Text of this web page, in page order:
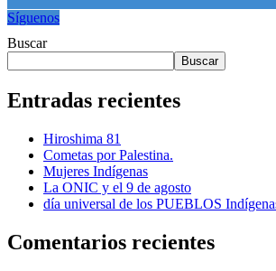
Síguenos
Buscar
Buscar
Entradas recientes
Hiroshima 81
Cometas por Palestina.
Mujeres Indígenas
La ONIC y el 9 de agosto
día universal de los PUEBLOS
Comentarios recientes